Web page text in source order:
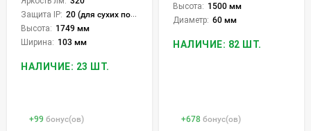
Защита IP: 20 (для сухих пом.)
Высота: 1749 мм
Ширина: 103 мм
НАЛИЧИЕ: 23 ШТ.
+99 бонус(ов)
Высота: 1500 мм
Диаметр: 60 мм
НАЛИЧИЕ: 82 ШТ.
+678 бонус(ов)